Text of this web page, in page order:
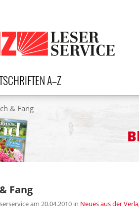
A–Z
& Fang
Fang
am 20.04.2010 in Neues aus der